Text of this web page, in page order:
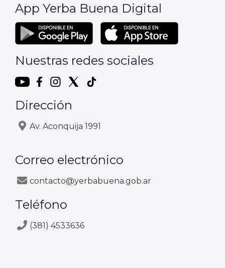
App Yerba Buena Digital
Nuestras redes sociales
Dirección
Av. Aconquija 1991
Correo electrónico
contacto@yerbabuena.gob.ar
Teléfono
(381) 4533636